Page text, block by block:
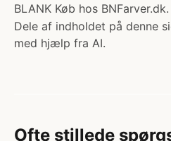
BLANK Køb hos BNFarver.dk.
Dele af indholdet på denne
med hjælp fra AI.
Ofte stillede